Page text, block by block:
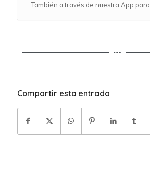
También a través de nuestra App para
Compartir esta entrada